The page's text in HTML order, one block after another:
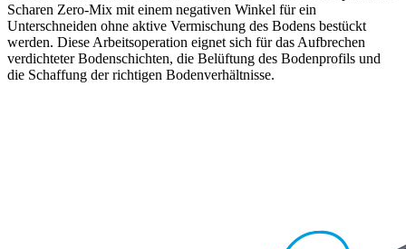
Scharen Zero-Mix mit einem negativen Winkel für ein
Unterschneiden ohne aktive Vermischung des Bodens bestückt
werden. Diese Arbeitsoperation eignet sich für das Aufbrechen
verdichteter Bodenschichten, die Belüftung des Bodenprofils und
die Schaffung der richtigen Bodenverhältnisse.